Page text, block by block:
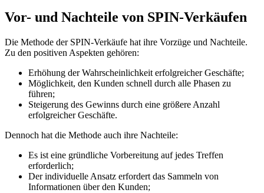
Vor- und Nachteile von SPIN-Verkäufen
Die Methode der SPIN-Verkäufe hat ihre Vorzüge und Nachteile.
Zu den positiven Aspekten gehören:
Erhöhung der Wahrscheinlichkeit erfolgreicher Geschäfte;
Möglichkeit, den Kunden schnell durch alle Phasen zu
führen;
Steigerung des Gewinns durch eine größere Anzahl
erfolgreicher Geschäfte.
Dennoch hat die Methode auch ihre Nachteile:
Es ist eine gründliche Vorbereitung auf jedes Treffen
erforderlich;
Der individuelle Ansatz erfordert das Sammeln von
Informationen über den Kunden;